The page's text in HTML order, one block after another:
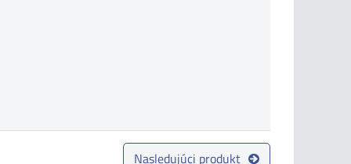
Nasledujúci produkt